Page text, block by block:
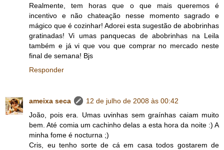
Realmente, tem horas que o que mais queremos é
incentivo e não chateação nesse momento sagrado e
mágico que é cozinhar! Adorei esta sugestão de abobrinhas
gratinadas! Vi umas panquecas de abobrinhas na Leila
também e já vi que vou que comprar no mercado neste
final de semana! Bjs
Responder
ameixa seca
12 de julho de 2008 às 00:42
João, pois era. Umas uvinhas sem graínhas caiam muito
bem. Até comia um cachinho delas a esta hora da noite :) A
minha fome é nocturna ;)
Cris, eu tenho sorte de cá em casa todos gostarem de